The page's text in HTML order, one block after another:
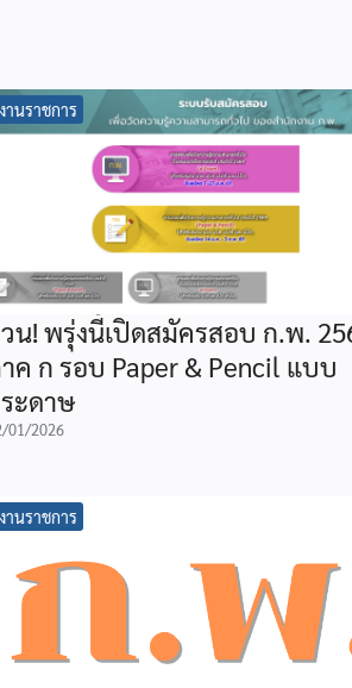
งานราชการ
น! พรุ่งนี้เปิดสมัครสอบ ก.พ.
ค ก รอบ Paper & Pencil แบบ
ะดาษ
01/2026
งานราชการ